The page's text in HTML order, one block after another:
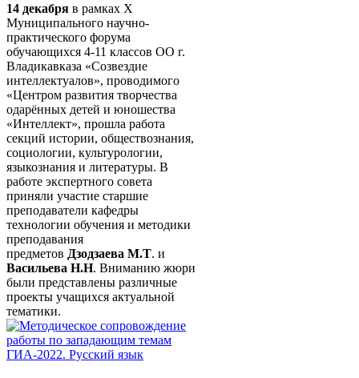
14 декабря в рамках X
Муниципального научно-
практического форума
обучающихся 4-11 классов ОО г.
Владикавказа «Созвездие
интеллектуалов», проводимого
«Центром развития творчества
одарённых детей и юношества
«Интеллект», прошла работа
секций истории, обществознания,
социологии, культурологии,
языкознания и литературы. В
работе экспертного совета
приняли участие старшие
преподаватели кафедры
технологии обучения и методики
преподавания
предметов Дзодзаева М.Т. и
Васильева Н.Н. Вниманию жюри
были представлены различные
проекты учащихся актуальной
тематики.